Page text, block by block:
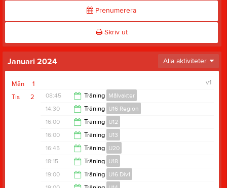
Prenumerera
Skriv ut
Januari 2024 Alla aktiviteter
1
Mån
v.1
2
Tis 08:45 Träning Målvakter
10:00
14:30 Träning U16 Region
15:45
16:00 Träning U12
17:15
16:00 Träning U13
17:15
16:45 Träning U20
18:00
18:15 Träning U18
19:30
19:00 Träning U16 Div1